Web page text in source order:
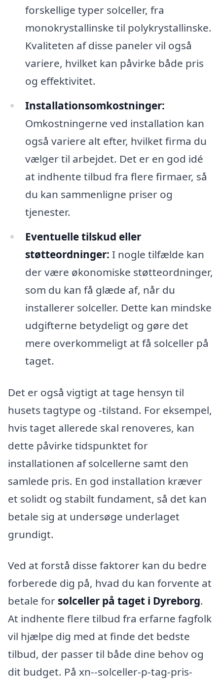
forskellige typer solceller, fra
monokrystallinske til polykrystallinske.
Kvaliteten af disse paneler vil også
variere, hvilket kan påvirke både pris
og effektivitet.
Installationsomkostninger:
Omkostningerne ved installation kan
også variere alt efter, hvilket firma du
vælger til arbejdet. Det er en god idé
at indhente tilbud fra flere firmaer, så
du kan sammenligne priser og
tjenester.
Eventuelle tilskud eller
støtteordninger: I nogle tilfælde kan
der være økonomiske støtteordninger,
som du kan få glæde af, når du
installerer solceller. Dette kan mindske
udgifterne betydeligt og gøre det
mere overkommeligt at få solceller på
taget.
Det er også vigtigt at tage hensyn til
husets tagtype og -tilstand. For eksempel,
hvis taget allerede skal renoveres, kan
dette påvirke tidspunktet for
installationen af solcellerne samt den
samlede pris. En god installation kræver
et solidt og stabilt fundament, så det kan
betale sig at undersøge underlaget
grundigt.
Ved at forstå disse faktorer kan du bedre
forberede dig på, hvad du kan forvente at
betale for solceller på taget i Dyreborg.
At indhente flere tilbud fra erfarne fagfolk
vil hjælpe dig med at finde det bedste
tilbud, der passer til både dine behov og
dit budget. På xn--solceller-p-tag-pris-